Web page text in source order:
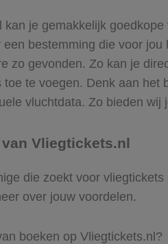
kan je gemakkelijk
een bestemming die voor
zo gevonden. Zo kan je
toe te voegen. Denk aan
vluchtdata. Zo bieden
Vliegtickets.nl
die zoekt voor
over jouw voordelen.
boeken op Vliegtickets.nl?